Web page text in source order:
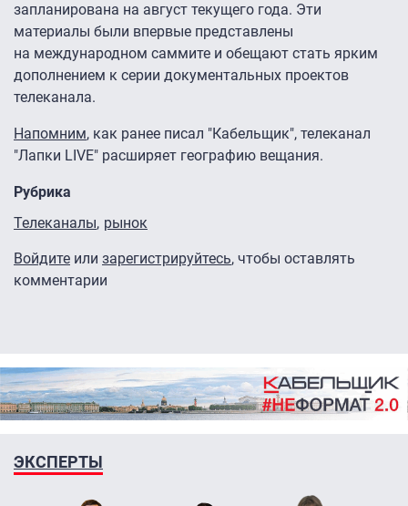
запланирована на август текущего года. Эти
материалы были впервые представлены
на международном саммите и обещают стать ярким
дополнением к серии документальных проектов
телеканала.
Напомним, как ранее писал "Кабельщик", телеканал
"Лапки LIVE" расширяет географию вещания.
Рубрика
Телеканалы рынок
Войдите или зарегистрируйтесь, чтобы оставлять
комментарии
ЭКСПЕРТЫ